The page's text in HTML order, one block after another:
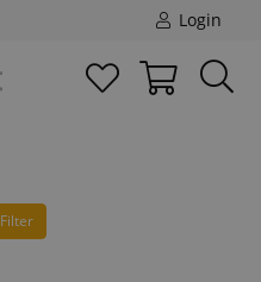
Login
Filter